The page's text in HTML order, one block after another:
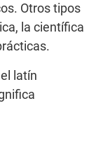
Otros tipos
la científica
latín